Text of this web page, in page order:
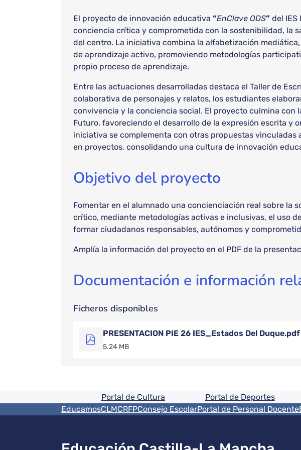
El proyecto de innovación educativa “EnClave ODS” del
conciencia crítica y comprometida con la sostenibilidad, la
del centro. La iniciativa combina la alfabetización
de aprendizaje activo, promoviendo metodologías
propio proceso de aprendizaje.
Entre las actuaciones desarrolladas destaca el Taller de
colaborativa de personajes y relatos, los estudiantes
convivencia y la conciencia social. El proyecto culmina con
Futuro, favoreciendo el desarrollo de la expresión escrita y
iniciativa se complementa con otras propuestas
en proyectos, consolidando una cultura de innovación
Objetivo del proyecto
Fomentar en el alumnado una concienciación real sobre la
crítico, mediante metodologías activas e inclusivas, el uso
formar ciudadanos responsables, autónomos y
Amplía la información del proyecto en el PDF de la
Documentación e información
Ficheros disponibles
PRESENTACION PIE 26 IES_Estados Del Duque.pdf
5.24 MB
Pie de pagina información
Portal de Cultura Portal de Deportes
Menú del pie
EducamosCLMCRFPConsejo EscolarPortal de Personal Docente